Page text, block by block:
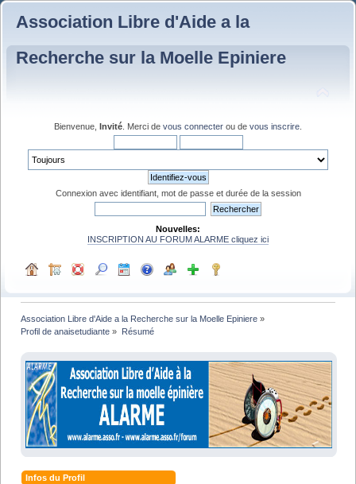
Association Libre d'Aide a la
Recherche sur la Moelle Epiniere
Bienvenue, Invité . Merci de vous connecter ou de vous inscrire
Connexion avec identifiant, mot de passe et durée de la session
Nouvelles:
INSCRIPTION AU FORUM ALARME cliquez ici
Association Libre d'Aide a la Recherche sur la Moelle Epiniere »
Profil de anaisetudiante » Résumé
Infos du Profil